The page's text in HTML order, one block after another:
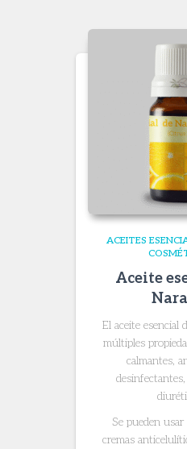
ACEITES
Aceite
El aceite esencial
múltiples
calmantes,
Se pueden
cremas